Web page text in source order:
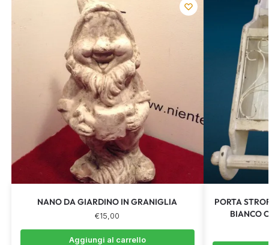
NANO DA GIARDINO IN GRANIGLIA
€15,00
Aggiungi al carrello
PORTA
BIANCO